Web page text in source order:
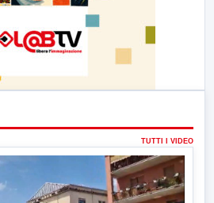
TUTTI I VIDEO